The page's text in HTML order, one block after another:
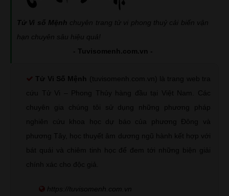
Tử Vi số Mệnh chuyên trang tử vi phong thuỷ cải biến vận
hạn chuyên sâu hiệu quả!
- Tuvisomenh.com.vn -
Tử Vi Số Mệnh (tuvisomenh.com.vn) là trang web tra
cứu Tử Vi – Phong Thủy hàng đầu tại Việt Nam. Các
chuyên gia chúng tôi sử dụng những phương pháp
nghiên cứu khoa học dự báo của phương Đông và
phương Tây, học thuyết âm dương ngũ hành kết hợp với
bát quái và chiêm tinh học để đem tới những biện giải
chính xác cho độc giả.
https://tuvisomenh.com.vn